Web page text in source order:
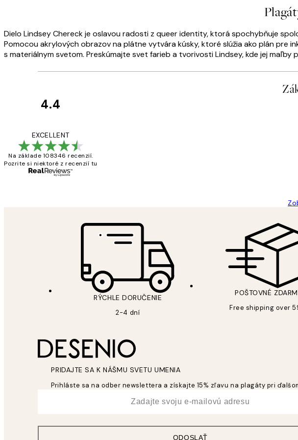
Dielo Lindsey Chereck je oslavou radosti z queer identity, ktorá spochybňuje
Pomocou akrylových obrazov na plátne vytvára kúsky, ktoré slúžia ako plán pre
s materiálnym svetom. Preskúmajte svet farieb a tvorivosti Lindsey, kde jej
4.4
EXCELLENT
Na základe 108346 recenzií.
Pozrite si niektoré z recenzií tu
RÝCHLE DORUČENIE
2-4 dní
POŠTOVNÉ
Free shipping over
PRIDAJTE SA K NÁŠMU SVETU UMENIA
Prihláste sa na odber newslettera a získajte 15% zľavu na plagáty pri
ODOSLAŤ